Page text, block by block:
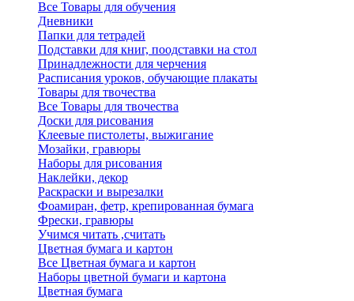
Все Товары для обучения
Дневники
Папки для тетрадей
Подставки для книг, поодставки на стол
Принадлежности для черчения
Расписания уроков, обучающие плакаты
Товары для твочества
Все Товары для твочества
Доски для рисования
Клеевые пистолеты, выжигание
Мозайки, гравюры
Наборы для рисования
Наклейки, декор
Раскраски и вырезалки
Фоамиран, фетр, крепированная бумага
Фрески, гравюры
Учимся читать ,считать
Цветная бумага и картон
Все Цветная бумага и картон
Наборы цветной бумаги и картона
Цветная бумага